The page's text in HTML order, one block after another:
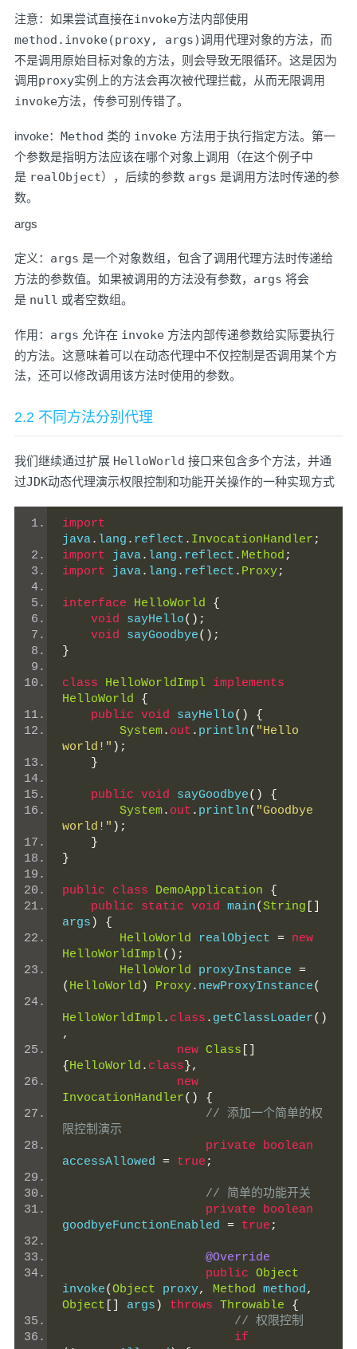
注意：如果尝试直接在invoke方法内部使用
method.invoke(proxy, args)调用代理对象的方法，而
不是调用原始目标对象的方法，则会导致无限循环。这是因为
调用proxy实例上的方法会再次被代理拦截，从而无限调用
invoke方法，传参可别传错了。
invoke： Method 类的 invoke 方法用于执行指定方法。第一
个参数是指明方法应该在哪个对象上调用（在这个例子中
是 realObject），后续的参数 args 是调用方法时传递的参
数。
args
定义： args 是一个对象数组，包含了调用代理方法时传递给
方法的参数值。如果被调用的方法没有参数， args 将会
是 null 或者空数组。
作用： args 允许在 invoke 方法内部传递参数给实际要执行
的方法。这意味着可以在动态代理中不仅控制是否调用某个方
法，还可以修改调用该方法时使用的参数。
2.2 不同方法分别代理
我们继续通过扩展 HelloWorld 接口来包含多个方法，并通
过JDK动态代理演示权限控制和功能开关操作的一种实现方式
import
java. lang . reflect . InvocationHandler ;
import java. lang . reflect . Method ;
import java. lang . reflect . Proxy;
interface HelloWorld
{
void sayHello();
void sayGoodbye();
}
class HelloWorldImpl implements
HelloWorld
{
public void sayHello()
{
System. out . println( "Hello
world!" );
}
public void sayGoodbye()
{
System. out . println( "Goodbye
world!" );
}
}
public class DemoApplication
{
public
static void main(String
args )
{
HelloWorld realObject = new
HelloWorldImpl();
HelloWorld proxyInstance =
( HelloWorld ) Proxy. newProxyInstance(
HelloWorldImpl. class . getClassLoader()
,
new Class
{ HelloWorld . class },
new
InvocationHandler()
{
// 添加一个简单的权
限控制演示
private
boolean
accessAllowed = true ;
// 简单的功能开关
private
boolean
goodbyeFunctionEnabled = true ;
@Override
public Object
invoke(Object proxy, Method method,
Object
args ) throws Throwable
{
// 权限控制
if